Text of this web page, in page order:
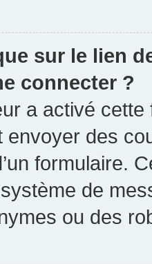
sur le lien
connecter ?
a activé
envoyer des
formulaire.
de
ou des